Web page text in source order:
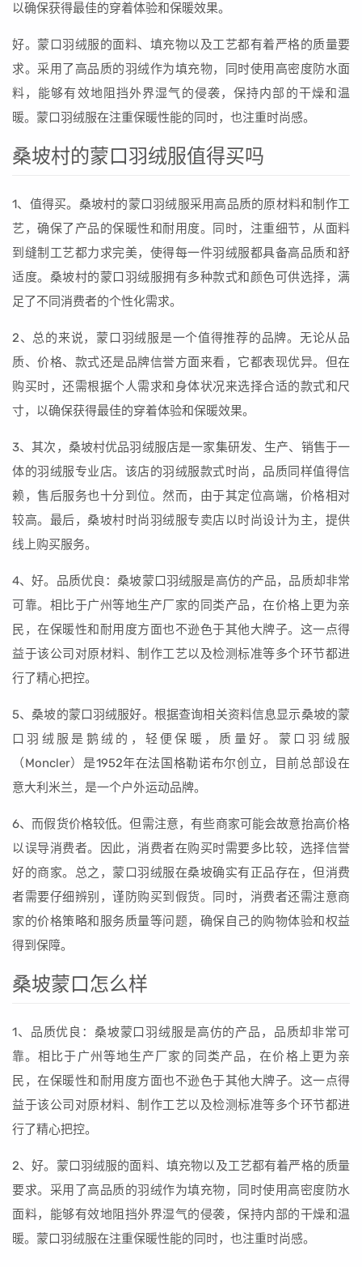
以确保获得最佳的穿着体验和保暖效果。
好。蒙口羽绒服的面料、填充物以及工艺都有着严格的质量要
求。采用了高品质的羽绒作为填充物，同时使用高密度防水面
料，能够有效地阻挡外界湿气的侵袭，保持内部的干燥和温
暖。蒙口羽绒服在注重保暖性能的同时，也注重时尚感。
桑坡村的蒙口羽绒服值得买吗
1、值得买。桑坡村的蒙口羽绒服采用高品质的原材料和制作工
艺，确保了产品的保暖性和耐用度。同时，注重细节，从面料
到缝制工艺都力求完美，使得每一件羽绒服都具备高品质和舒
适度。桑坡村的蒙口羽绒服拥有多种款式和颜色可供选择，满
足了不同消费者的个性化需求。
2、总的来说，蒙口羽绒服是一个值得推荐的品牌。无论从品
质、价格、款式还是品牌信誉方面来看，它都表现优异。但在
购买时，还需根据个人需求和身体状况来选择合适的款式和尺
寸，以确保获得最佳的穿着体验和保暖效果。
3、其次，桑坡村优品羽绒服店是一家集研发、生产、销售于一
体的羽绒服专业店。该店的羽绒服款式时尚，品质同样值得信
赖，售后服务也十分到位。然而，由于其定位高端，价格相对
较高。最后，桑坡村时尚羽绒服专卖店以时尚设计为主，提供
线上购买服务。
4、好。品质优良：桑坡蒙口羽绒服是高仿的产品，品质却非常
可靠。相比于广州等地生产厂家的同类产品，在价格上更为亲
民，在保暖性和耐用度方面也不逊色于其他大牌子。这一点得
益于该公司对原材料、制作工艺以及检测标准等多个环节都进
行了精心把控。
5、桑坡的蒙口羽绒服好。根据查询相关资料信息显示桑坡的蒙
口羽绒服是鹅绒的，轻便保暖，质量好。蒙口羽绒服
（Moncler）是1952年在法国格勒诺布尔创立，目前总部设在
意大利米兰，是一个户外运动品牌。
6、而假货价格较低。但需注意，有些商家可能会故意抬高价格
以误导消费者。因此，消费者在购买时需要多比较，选择信誉
好的商家。总之，蒙口羽绒服在桑坡确实有正品存在，但消费
者需要仔细辨别，谨防购买到假货。同时，消费者还需注意商
家的价格策略和服务质量等问题，确保自己的购物体验和权益
得到保障。
桑坡蒙口怎么样
1、品质优良：桑坡蒙口羽绒服是高仿的产品，品质却非常可
靠。相比于广州等地生产厂家的同类产品，在价格上更为亲
民，在保暖性和耐用度方面也不逊色于其他大牌子。这一点得
益于该公司对原材料、制作工艺以及检测标准等多个环节都进
行了精心把控。
2、好。蒙口羽绒服的面料、填充物以及工艺都有着严格的质量
要求。采用了高品质的羽绒作为填充物，同时使用高密度防水
面料，能够有效地阻挡外界湿气的侵袭，保持内部的干燥和温
暖。蒙口羽绒服在注重保暖性能的同时，也注重时尚感。